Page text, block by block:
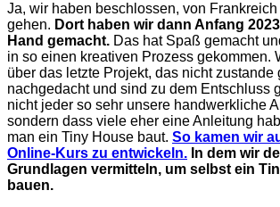
Ja, wir haben beschlossen, von
gehen. Dort haben wir dann Anfang
Hand gemacht. Das hat Spaß gemacht
in so einen kreativen Prozess gekommen.
über das letzte Projekt, das nicht zustande
nachgedacht und sind zu dem Entschluss
nicht jeder so sehr unsere handwerkliche
sondern dass viele eher eine Anleitung
man ein Tiny House baut. So kamen wir
Online-Kurs zu entwickeln. In dem wir
Grundlagen vermitteln, um selbst ein
bauen.